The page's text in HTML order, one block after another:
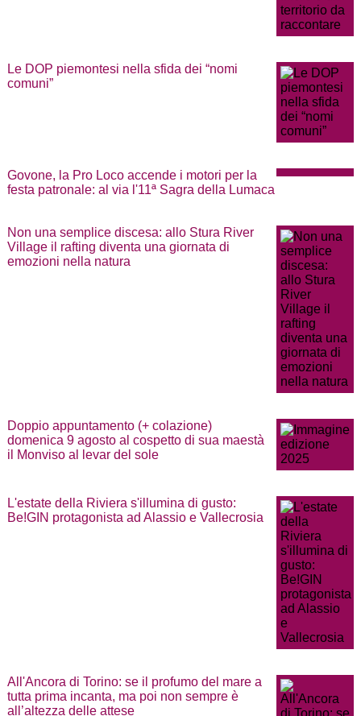
Le DOP piemontesi nella sfida dei “nomi
comuni”
Govone, la Pro Loco accende i motori per la
festa patronale: al via l'11ª Sagra della Lumaca
Non una semplice discesa: allo Stura River
Village il rafting diventa una giornata di
emozioni nella natura
Doppio appuntamento (+ colazione)
domenica 9 agosto al cospetto di sua maestà
il Monviso al levar del sole
L'estate della Riviera s'illumina di gusto:
Be!GIN protagonista ad Alassio e Vallecrosia
All'Ancora di Torino: se il profumo del mare a
tutta prima incanta, ma poi non sempre è
all’altezza delle attese